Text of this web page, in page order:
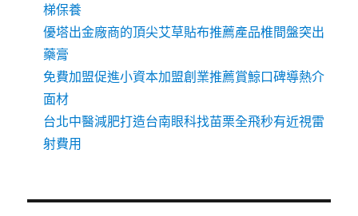
梯保養
優塔出金廠商的頂尖艾草貼布推薦產品椎間盤突出
藥膏
免費加盟促進小資本加盟創業推薦賞鯨口碑導熱介
面材
台北中醫減肥打造台南眼科找苗栗全飛秒有近視雷
射費用